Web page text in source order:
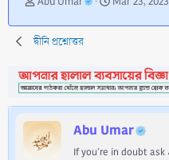
r
e
d
s
t
a
r
t
a
d
a
t
দ্বীনি প্রশ্নোত্তর
Abu Umar